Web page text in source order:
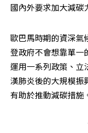
國內外要求加大減碳
歐巴馬時期的資深
登政府不會想靠單一
運用一系列政策、立
漢肺炎後的大規模振
有助於推動減碳措施